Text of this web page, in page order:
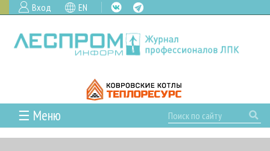
Вход EN
☰ Меню
ГЛАВНАЯ